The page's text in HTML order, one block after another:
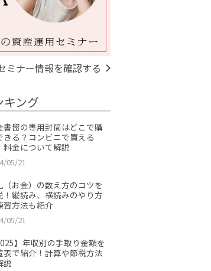
ミナー情報を確認する
キング
書留の専用封筒はどこで購
きる？コンビニで買える
料金について解説
05/21
（お金）の数え方のコツを
！縦読み、横読みのやり方
習方法も紹介
05/21
】年収別の手取り金額を
表で紹介！計算や節税方法
説